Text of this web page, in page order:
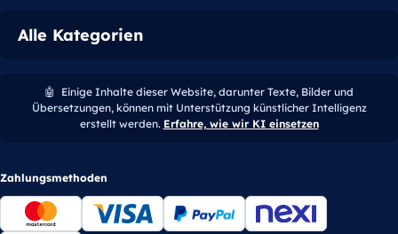
Alle Kategorien
🤖
Einige Inhalte dieser Website, darunter Texte, Bilder und
Übersetzungen, können mit Unterstützung künstlicher Intelligenz
erstellt werden. Erfahre, wie wir KI einsetzen
Zahlungsmethoden